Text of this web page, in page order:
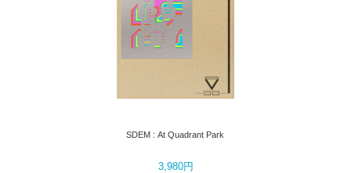
SDEM : At Quadrant Park
3,980円